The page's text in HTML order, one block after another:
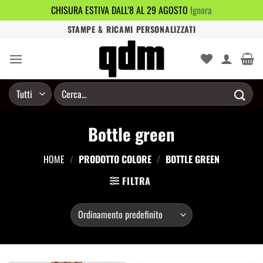
CHISURA ESTIVA DALL'8 AL 29 AGOSTO Ignora
contenuti
STAMPE & RICAMI PERSONALIZZATI
Cerca:
Bottle green
HOME / PRODOTTO COLORE / BOTTLE GREEN
FILTRA